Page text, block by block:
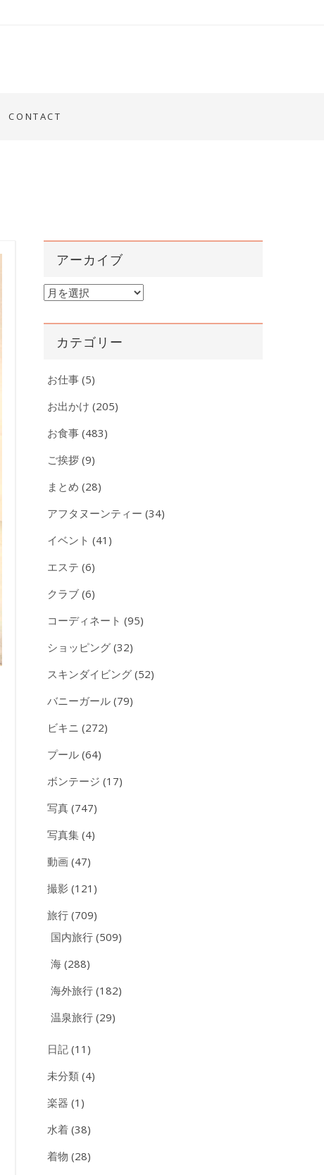
CONTACT
アーカイブ
ア
カ
カテゴリー
お仕事 (5)
お出かけ (205)
お食事 (483)
ご挨拶 (9)
まとめ (28)
アフタヌーンティー (34)
イベント (41)
エステ (6)
クラブ (6)
コーディネート (95)
ショッピング (32)
スキンダイビング (52)
バニーガール (79)
ビキニ (272)
プール (64)
ボンテージ (17)
写真 (747)
写真集 (4)
動画 (47)
撮影 (121)
旅行 (709)
国内旅行 (509)
海 (288)
海外旅行 (182)
温泉旅行 (29)
日記 (11)
未分類 (4)
楽器 (1)
水着 (38)
着物 (28)